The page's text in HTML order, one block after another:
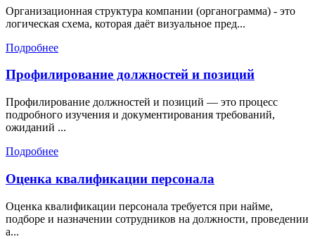
Организационная структура компании (органограмма) - это
логическая схема, которая даёт визуальное пред...
Подробнее
Профилирование должностей и позиций
Профилирование должностей и позиций — это процесс
подробного изучения и документирования требований,
ожиданий ...
Подробнее
Оценка квалификации персонала
Оценка квалификации персонала требуется при найме,
подборе и назначении сотрудников на должности, проведении
а...